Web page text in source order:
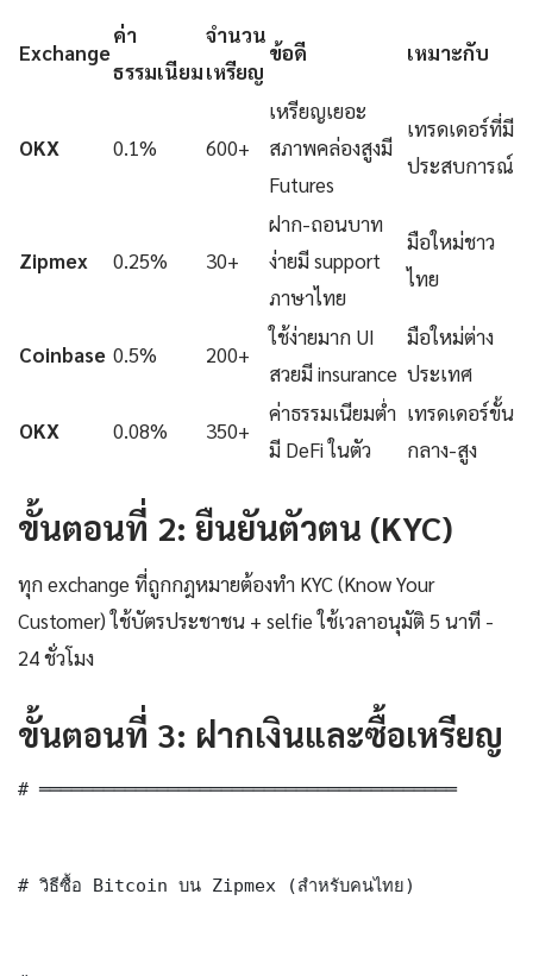
Exchange
ค่า
ธรรมเนียม
จำนวน
เหรียญ
ข้อดี เหมาะกับ
OKX 0.1% 600+
เหรียญเยอะ
สภาพคล่องสูงมี
Futures
เทรดเดอร์ที่มี
ประสบการณ์
Zipmex 0.25% 30+
ฝาก-ถอนบาท
ง่ายมี support
ภาษาไทย
มือใหม่ชาว
ไทย
Coinbase 0.5% 200+
ใช้ง่ายมาก UI
สวยมี insurance
มือใหม่ต่าง
ประเทศ
OKX 0.08% 350+
ค่าธรรมเนียมต่ำ
มี DeFi ในตัว
เทรดเดอร์ขั้น
กลาง-สูง
ขั้นตอนที่ 2: ยืนยันตัวตน (KYC)
ทุก exchange ที่ถูกกฎหมายต้องทำ KYC (Know Your
Customer) ใช้บัตรประชาชน + selfie ใช้เวลาอนุมัติ 5 นาที -
24 ชั่วโมง
ขั้นตอนที่ 3: ฝากเงินและซื้อเหรียญ
# ═══════════════════════════════════════
# วิธีซื้อ Bitcoin บน Zipmex (สำหรับคนไทย)